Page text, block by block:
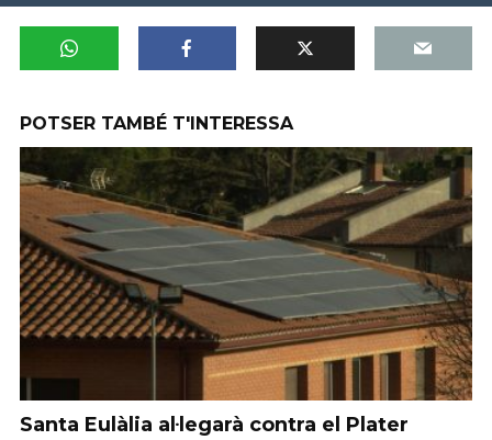
POTSER TAMBÉ T'INTERESSA
Santa Eulàlia al·legarà contra el Plater